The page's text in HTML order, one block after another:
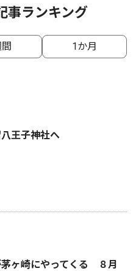
事ランキング
1か月
王子神社へ
ヶ崎にやってくる ８月